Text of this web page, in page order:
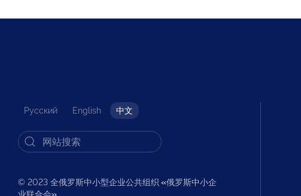
Русский English 中文
© 2023 全俄罗斯中小型企业公共组织 «俄罗斯中小企